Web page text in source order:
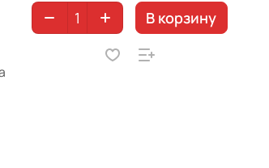
В корзину